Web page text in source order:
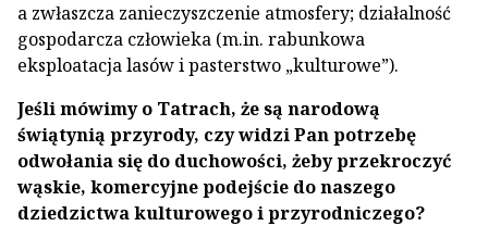
a zwłaszcza zanieczyszczenie atmosfery; działalność
gospodarcza człowieka (m.in. rabunkowa
eksploatacja lasów i pasterstwo „kulturowe”).
Jeśli mówimy o Tatrach, że są narodową
świątynią przyrody, czy widzi Pan potrzebę
odwołania się do duchowości, żeby przekroczyć
wąskie, komercyjne podejście do naszego
dziedzictwa kulturowego i przyrodniczego?